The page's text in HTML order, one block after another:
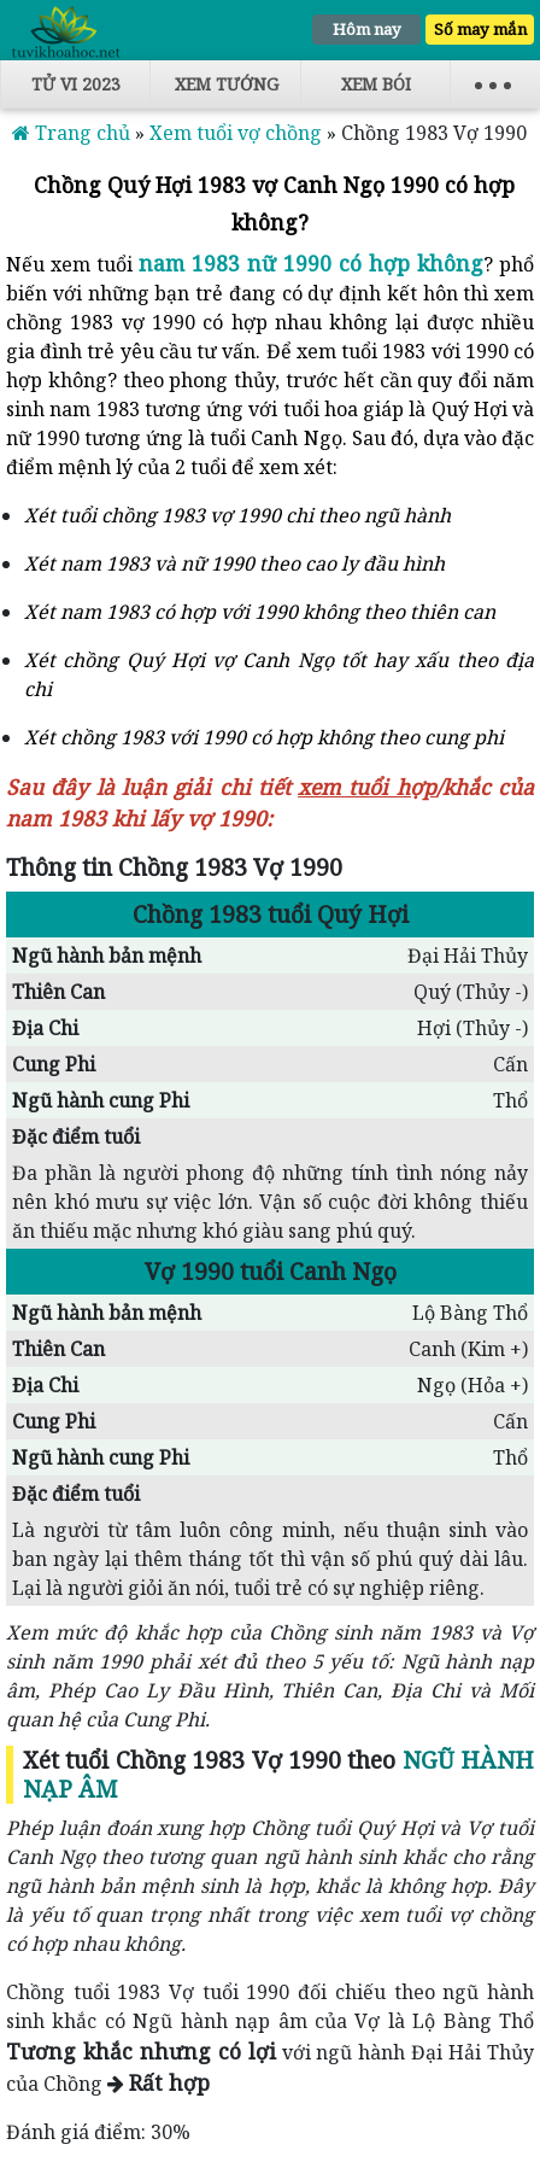
Hôm nay Số may mắn
TỬ VI 2023 XEM TƯỚNG XEM BÓI
Trang chủ » Xem tuổi vợ chồng » Chồng 1983 Vợ 1990
Chồng Quý Hợi 1983 vợ Canh Ngọ 1990 có hợp
không?
Nếu xem tuổi nam 1983 nữ 1990 có hợp không? phổ
biến với những bạn trẻ đang có dự định kết hôn thì xem
chồng 1983 vợ 1990 có hợp nhau không lại được nhiều
gia đình trẻ yêu cầu tư vấn. Để xem tuổi 1983 với 1990 có
hợp không? theo phong thủy, trước hết cần quy đổi năm
sinh nam 1983 tương ứng với tuổi hoa giáp là Quý Hợi và
nữ 1990 tương ứng là tuổi Canh Ngọ. Sau đó, dựa vào đặc
điểm mệnh lý của 2 tuổi để xem xét:
Xét tuổi chồng 1983 vợ 1990 chi theo ngũ hành
Xét nam 1983 và nữ 1990 theo cao ly đầu hình
Xét nam 1983 có hợp với 1990 không theo thiên can
Xét chồng Quý Hợi vợ Canh Ngọ tốt hay xấu theo địa
chi
Xét chồng 1983 với 1990 có hợp không theo cung phi
Sau đây là luận giải chi tiếtxem tuổi hợp/khắc của
nam 1983 khi lấy vợ 1990:
Thông tin Chồng 1983 Vợ 1990
Chồng 1983 tuổi Quý Hợi
Ngũ hành bản mệnh
Đại Hải Thủy
Thiên Can
Quý (Thủy -)
Địa Chi
Hợi (Thủy -)
Cung Phi
Cấn
Ngũ hành cung Phi
Thổ
Đặc điểm tuổi
Đa phần là người phong độ những tính tình nóng nảy
nên khó mưu sự việc lớn. Vận số cuộc đời không thiếu
ăn thiếu mặc nhưng khó giàu sang phú quý.
Vợ 1990 tuổi Canh Ngọ
Ngũ hành bản mệnh
Lộ Bàng Thổ
Thiên Can
Canh (Kim +)
Địa Chi
Ngọ (Hỏa +)
Cung Phi
Cấn
Ngũ hành cung Phi
Thổ
Đặc điểm tuổi
Là người từ tâm luôn công minh, nếu thuận sinh vào
ban ngày lại thêm tháng tốt thì vận số phú quý dài lâu.
Lại là người giỏi ăn nói, tuổi trẻ có sự nghiệp riêng.
Xem mức độ khắc hợp của Chồng sinh năm 1983 và Vợ
sinh năm 1990 phải xét đủ theo 5 yếu tố: Ngũ hành nạp
âm, Phép Cao Ly Đầu Hình, Thiên Can, Địa Chi và Mối
quan hệ của Cung Phi.
Xét tuổi Chồng 1983 Vợ 1990 theo NGŨ HÀNH
NẠP ÂM
Phép luận đoán xung hợp Chồng tuổi Quý Hợi và Vợ tuổi
Canh Ngọ theo tương quan ngũ hành sinh khắc cho rằng
ngũ hành bản mệnh sinh là hợp, khắc là không hợp. Đây
là yếu tố quan trọng nhất trong việc xem tuổi vợ chồng
có hợp nhau không.
Chồng tuổi 1983 Vợ tuổi 1990 đối chiếu theo ngũ hành
sinh khắc có Ngũ hành nạp âm của Vợ là Lộ Bàng Thổ
Tương khắc nhưng có lợivới ngũ hành Đại Hải Thủy
của Chồng
Rất hợp
Đánh giá điểm: 30%